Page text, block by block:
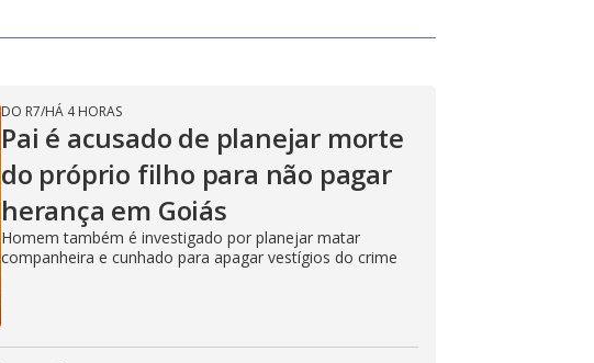
DO R7/HÁ 4 HORAS
Pai é acusado de planejar morte
do próprio filho para não pagar
herança em Goiás
Homem também é investigado por planejar matar
companheira e cunhado para apagar vestígios do crime